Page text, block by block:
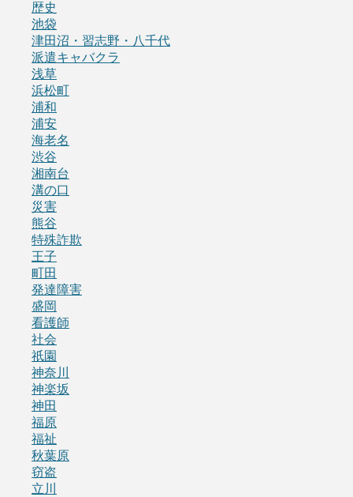
歴史
池袋
津田沼・習志野・八千代
派遣キャバクラ
浅草
浜松町
浦和
浦安
海老名
渋谷
湘南台
溝の口
災害
熊谷
特殊詐欺
王子
町田
発達障害
盛岡
看護師
社会
祇園
神奈川
神楽坂
神田
福原
福祉
秋葉原
窃盗
立川